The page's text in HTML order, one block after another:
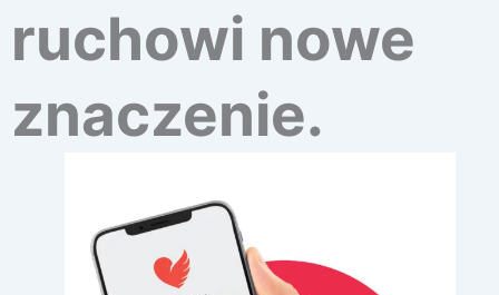
ruchowi nowe
znaczenie.